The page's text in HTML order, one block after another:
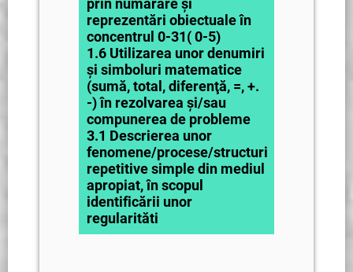
reprezentări obiectuale în
concentrul 0-31( 0-5)
1.6 Utilizarea unor denumiri
şi simboluri matematice
(sumă, total, diferenţă, =, +.
-) în rezolvarea şi/sau
compunerea de probleme
3.1 Descrierea unor
fenomene/procese/structuri
repetitive simple din mediul
apropiat, în scopul
identificării unor
regularităti